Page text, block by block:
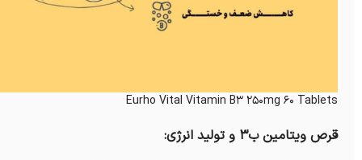
Eurho Vital Vitamin B3 250mg 60 Tablets
قرص ویتامین ب3 و تولید انرژی: